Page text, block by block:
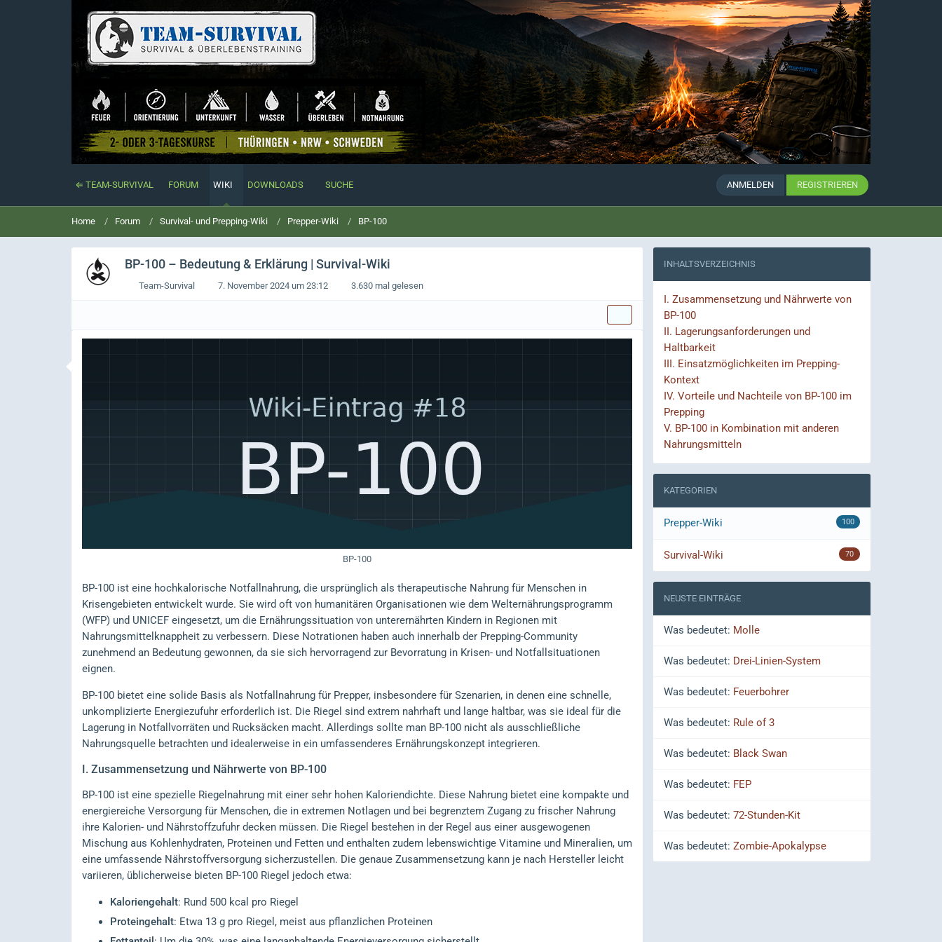
⇐ TEAM-SURVIVAL FORUM WIKI DOWNLOADS SUCHE ANMELDEN REGISTRIEREN
Home Forum Survival- und Prepping-Wiki Prepper-Wiki BP-100
BP-100 – Bedeutung & Erklärung | Survival-Wiki
Team-Survival 7. November 2024 um 23:12 3.630 mal gelesen
BP-100
BP-100 ist eine hochkalorische Notfallnahrung, die ursprünglich als therapeutische Nahrung für Menschen in
Krisengebieten entwickelt wurde. Sie wird oft von humanitären Organisationen wie dem Welternährungsprogramm
(WFP) und UNICEF eingesetzt, um die Ernährungssituation von unterernährten Kindern in Regionen mit
Nahrungsmittelknappheit zu verbessern. Diese Notrationen haben auch innerhalb der Prepping-Community
zunehmend an Bedeutung gewonnen, da sie sich hervorragend zur Bevorratung in Krisen- und Notfallsituationen
eignen.
BP-100 bietet eine solide Basis als Notfallnahrung für Prepper, insbesondere für Szenarien, in denen eine schnelle,
unkomplizierte Energiezufuhr erforderlich ist. Die Riegel sind extrem nahrhaft und lange haltbar, was sie ideal für die
Lagerung in Notfallvorräten und Rucksäcken macht. Allerdings sollte man BP-100 nicht als ausschließliche
Nahrungsquelle betrachten und idealerweise in ein umfassenderes Ernährungskonzept integrieren.
I. Zusammensetzung und Nährwerte von BP-100
BP-100 ist eine spezielle Riegelnahrung mit einer sehr hohen Kaloriendichte. Diese Nahrung bietet eine kompakte und
energiereiche Versorgung für Menschen, die in extremen Notlagen und bei begrenztem Zugang zu frischer Nahrung
ihre Kalorien- und Nährstoffzufuhr decken müssen. Die Riegel bestehen in der Regel aus einer ausgewogenen
Mischung aus Kohlenhydraten, Proteinen und Fetten und enthalten zudem lebenswichtige Vitamine und Mineralien, um
eine umfassende Nährstoffversorgung sicherzustellen. Die genaue Zusammensetzung kann je nach Hersteller leicht
variieren, üblicherweise bieten BP-100 Riegel jedoch etwa:
Kaloriengehalt: Rund 500 kcal pro Riegel
Proteingehalt: Etwa 13 g pro Riegel, meist aus pflanzlichen Proteinen
INHALTSVERZEICHNIS
I. Zusammensetzung und Nährwerte von
BP-100
II. Lagerungsanforderungen und
Haltbarkeit
III. Einsatzmöglichkeiten im Prepping-
Kontext
IV. Vorteile und Nachteile von BP-100 im
Prepping
V. BP-100 in Kombination mit anderen
Nahrungsmitteln
KATEGORIEN
Prepper-Wiki 100
Survival-Wiki 70
NEUSTE EINTRÄGE
Was bedeutet: Molle
Was bedeutet: Drei-Linien-System
Was bedeutet: Feuerbohrer
Was bedeutet: Rule of 3
Was bedeutet: Black Swan
Was bedeutet: FEP
Was bedeutet: 72-Stunden-Kit
Was bedeutet: Zombie-Apokalypse